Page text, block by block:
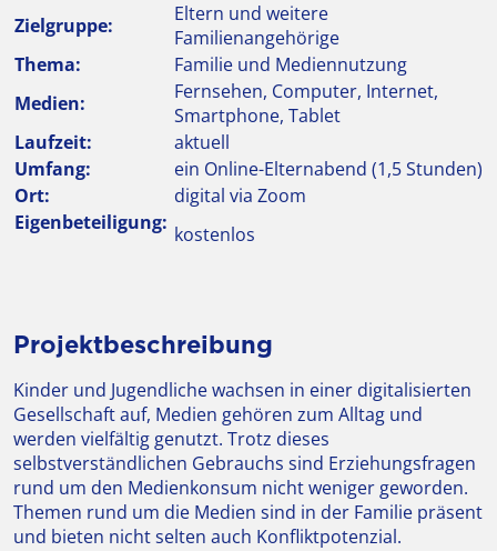
Zielgruppe:
Eltern und weitere
Familienangehörige
Thema:
Familie und Mediennutzung
Medien:
Fernsehen, Computer, Internet,
Smartphone, Tablet
Laufzeit:
aktuell
Umfang:
ein Online-Elternabend (1,5 Stunden)
Ort:
digital via Zoom
Eigenbeteiligung: kostenlos
Projektbeschreibung
Kinder und Jugendliche wachsen in einer digitalisierten
Gesellschaft auf, Medien gehören zum Alltag und
werden vielfältig genutzt. Trotz dieses
selbstverständlichen Gebrauchs sind Erziehungsfragen
rund um den Medienkonsum nicht weniger geworden.
Themen rund um die Medien sind in der Familie präsent
und bieten nicht selten auch Konfliktpotenzial.